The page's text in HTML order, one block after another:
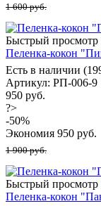
1 600 руб.
Быстрый просмотр
Пеленка-кокон
Есть в наличии
Артикул: РП-006-9
950 руб.
?>
-50%
Экономия 950 руб.
1 900 руб.
Быстрый просмотр
Пеленка-кокон